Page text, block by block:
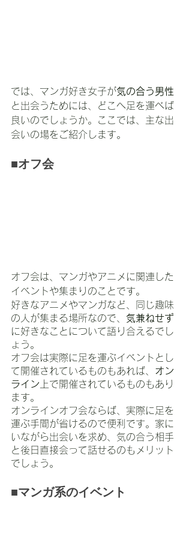
では、マンガ好き女子が気の合う男性
と出会うためには、どこへ足を運べば
良いのでしょうか。ここでは、主な出
会いの場をご紹介します。
■オフ会
オフ会は、マンガやアニメに関連した
イベントや集まりのことです。
好きなアニメやマンガなど、同じ趣味
の人が集まる場所なので、 気兼ねせず
に好きなことについて語り合えるでし
ょう。
オフ会は実際に足を運ぶイベントとし
て開催されているものもあれば、 オン
ライン 上で開催されているものもあり
ます。
オンラインオフ会ならば、実際に足を
運ぶ手間が省けるので便利です。家に
いながら出会いを求め、気の合う相手
と後日直接会って話せるのもメリット
でしょう。
■マンガ系のイベント